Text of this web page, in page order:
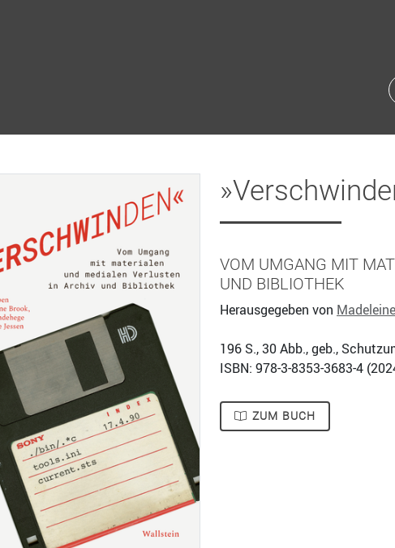
VOM UMGANG MIT
UND BIBLIOTHEK
Herausgegeben von
196 S., 30 Abb., geb.,
ISBN: 978-3-8353-3683-4 (
ZUM BUCH